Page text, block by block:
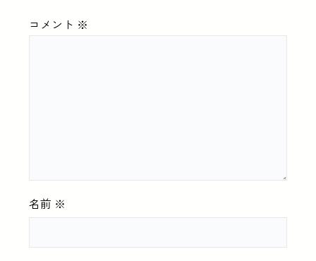
コメント ※
名前 ※